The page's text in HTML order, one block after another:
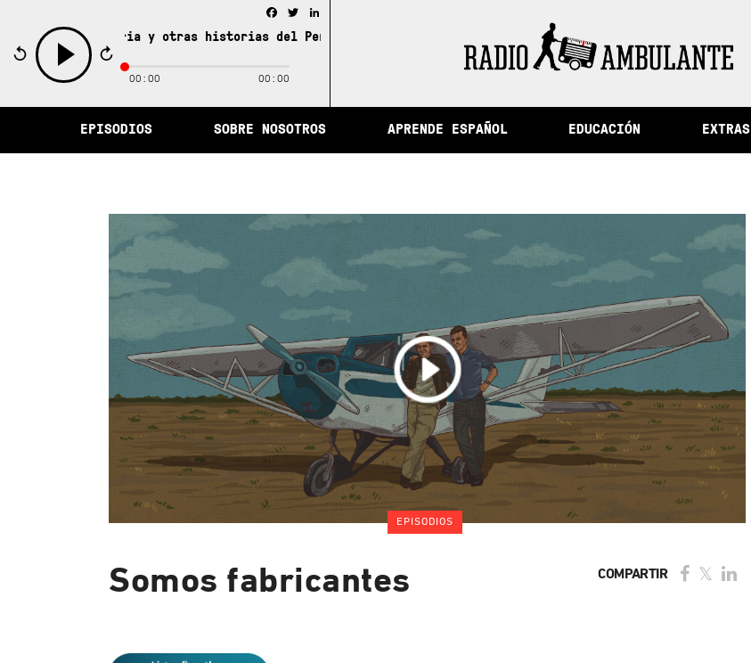
de la memoria y otras historias del Perú / La ciudad de la memoria y otras historias del Perú
play
Facebook
Twitter
00:00 00:00
EPISODIOS SOBRE NOSOTROS APRENDE ESPAÑOL EDUCACIÓN EXTRAS
EPISODIOS
Somos fabricantes COMPARTIR